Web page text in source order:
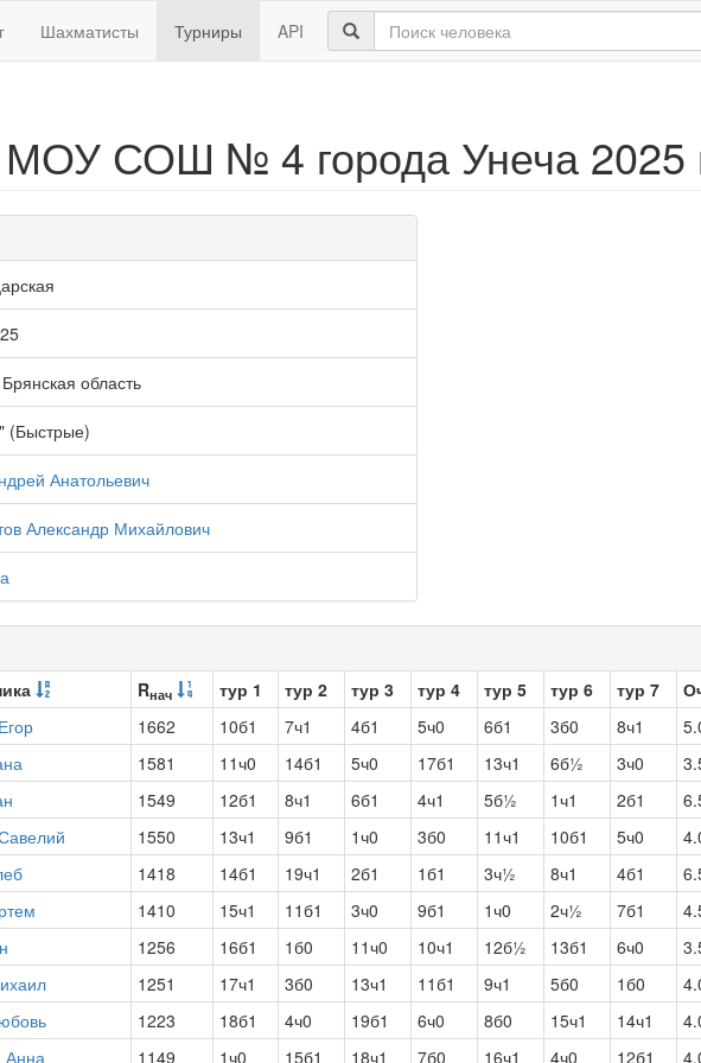
Шахматисты Турниры API
МОУ СОШ № 4 города Унеча 2025
область
(Быстрые)
Анатольевич
Александр Михайлович
Rнач тур 1 тур 2 тур 3 тур 4 тур 5 тур 6 тур 7
1662 10б1 7ч1 4б1 5ч0 6б1 3б0 8ч1
1581 11ч0 14б1 5ч0 17б1 13ч1 6б½ 3ч0
1549 12б1 8ч1 6б1 4ч1 5б½ 1ч1 2б1
1550 13ч1 9б1 1ч0 3б0 11ч1 10б1 5ч0
1418 14б1 19ч1 2б1 1б1 3ч½ 8ч1 4б1
1410 15ч1 11б1 3ч0 9б1 1ч0 2ч½ 7б1
1256 16б1 1б0 11ч0 10ч1 12б½ 13б1 6ч0
1251 17ч1 3б0 13ч1 11б1 9ч1 5б0 1б0
1223 18б1 4ч0 19б1 6ч0 8б0 15ч1 14ч1
Анна 1149 1ч0 15б1 18ч1 7б0 16ч1 4ч0 12б1